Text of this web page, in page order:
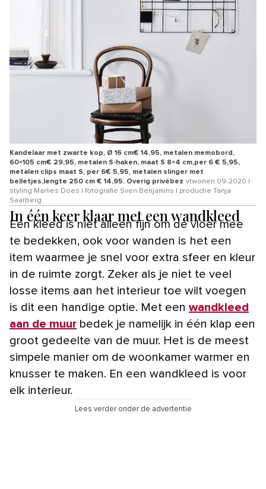
Kandelaar met zwarte kop, Ø 16 cm€ 14,95, metalen memobord,
60×105 cm€ 29,95, metalen S-haken, maat S 8×4 cm,per 6 € 5,95,
metalen clips maat S, per 6€ 5,95, metalen slinger met
belletjes,lengte 250 cm € 14,95. Overig privébez vtwonen 09-2020 |
styling Marlies Does | fotografie Sven Benjamins | productie Tanja
Saarberg
In één keer klaar met een wandkleed
Een kleed is niet alleen fijn om de vloer mee
te bedekken, ook voor wanden is het een
item waarmee je snel voor extra sfeer en kleur
in de ruimte zorgt. Zeker als je niet te veel
losse items aan het interieur toe wilt voegen
is dit een handige optie. Met een wandkleed
aan de muur bedek je namelijk in één klap een
groot gedeelte van de muur. Het is de meest
simpele manier om de woonkamer warmer en
knusser te maken. En een wandkleed is voor
elk interieur.
Lees verder onder de advertentie